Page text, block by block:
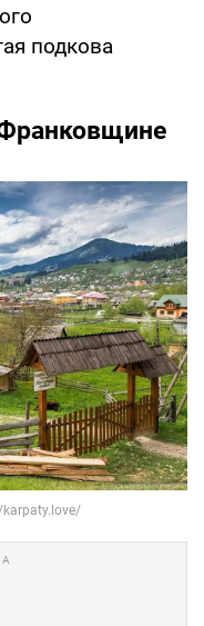
подкова